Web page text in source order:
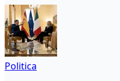
Politica